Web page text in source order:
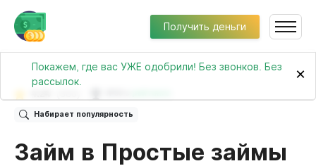
Получить деньги
Покажем, где вас УЖЕ одобрили! Без звонков. Без
рассылок.
×
Набирает популярность
Займ в Простые займы